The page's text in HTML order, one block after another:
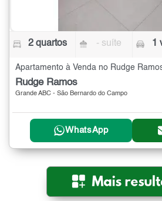
2 quartos - suíte 1
Apartamento à Venda no Rudge
Rudge Ramos
Grande ABC - São Bernardo do Campo
WhatsApp